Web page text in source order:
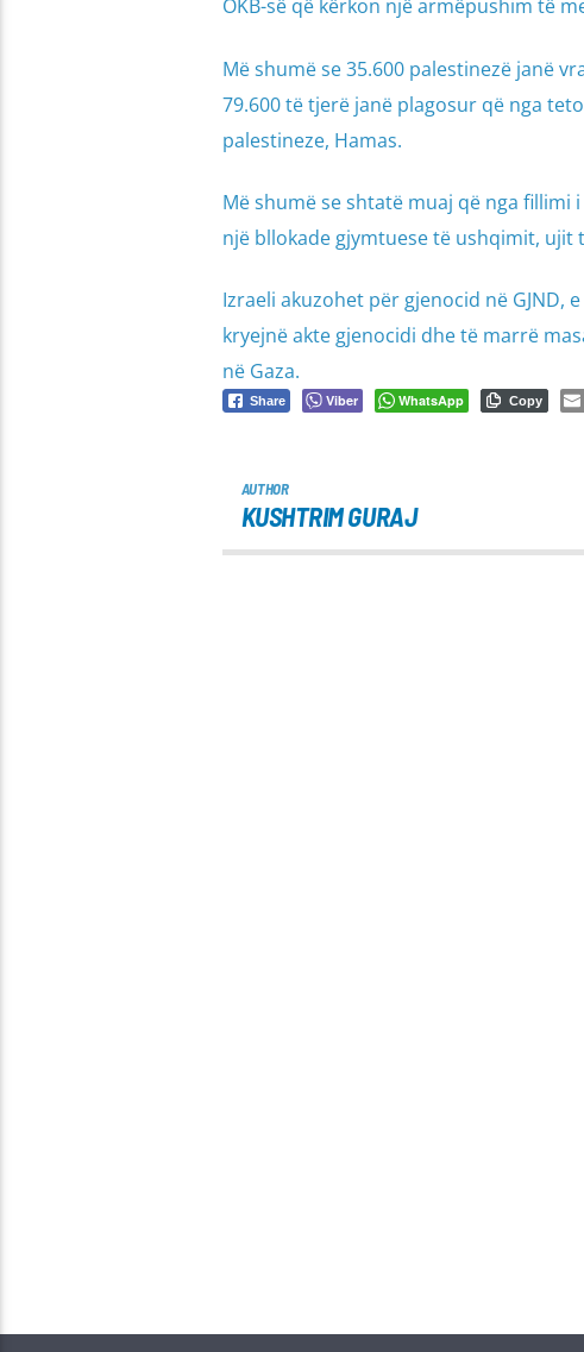
OKB-së që kërkon një armëpushim të
Më shumë se 35.600 palestinezë janë
79.600 të tjerë janë plagosur që nga
palestineze, Hamas.
Më shumë se shtatë muaj që nga fillimi
një bllokade gjymtuese të ushqimit, ujit
Izraeli akuzohet për gjenocid në GJND,
kryejnë akte gjenocidi dhe të marrë
në Gaza.
Share Viber WhatsApp Copy
AUTHOR
KUSHTRIM GURAJ